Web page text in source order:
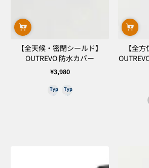
【全天候・密閉シールド】
OUTREVO 防水カバー
通
価
¥3,980
【全